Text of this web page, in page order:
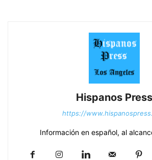
Hispanos Press
https://
Información en español, al